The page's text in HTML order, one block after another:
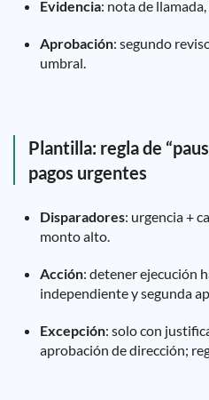
Evidencia: nota de
Aprobación: segundo
umbral.
Plantilla: regla de
pagos urgentes
Disparadores: urgencia +
monto alto.
Acción: detener ejecución
independiente y segunda
Excepción: solo con
aprobación de dirección;